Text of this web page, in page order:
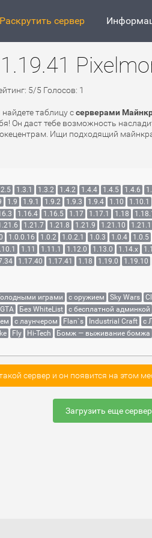
Раскрутить сервер
5/5 Голосов: 1
таблицу ссерверами
Он даст тебе возможность
Ищи подходящий
1.3.1 1.3.2 1.4.2 1.4.4 1.4.5 1.4.6
1.9 1.9.1 1.9.2 1.9.3 1.9.4 1.10 1.10.1
1.16.4 1.16.5 1.17 1.17.1 1.18
1.21.7 1.21.8 1.21.9 1.21.10
1.0.0.16 1.0.2 1.0.2.1 1.0.3 1.0.4 1.0.5
1.11 1.11.1 1.12.0 1.13.0 1.14.x
1.17.40 1.17.41 1.18 1.19.0 1.19.10
играми с оружием Sky Wars
Без WhiteList с бесплатной админкой
с лаунчером Flan`s Industrial Craft с
Fly Hi-Tech Бомж — выживание бомжа
сервер и он появится на этом
Загрузить еще